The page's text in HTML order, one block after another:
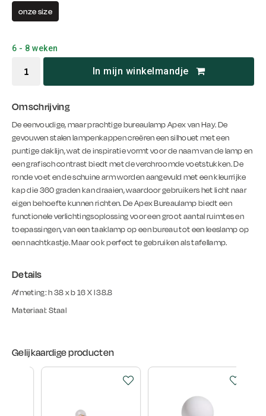
onze size
6 - 8 weken
In mijn winkelmandje
Omschrijving
De eenvoudige, maar prachtige bureaulamp Apex van Hay. De
gevouwen stalen lampenkappen creëren een silhouet met een
puntige daklijn, wat de inspiratie vormt voor de naam van de lamp en
een grafisch contrast biedt met de verchroomde voetstukken. De
ronde voet en de schuine arm worden aangevuld met een kleurrijke
kap die 360 ​​graden kan draaien, waardoor gebruikers het licht naar
eigen behoefte kunnen richten. De Apex Bureaulamp biedt een
functionele verlichtingsoplossing voor een groot aantal ruimtes en
toepassingen, van een taaklamp op een bureau tot een leeslamp op
een nachtkastje. Maar ook perfect te gebruiken als tafellamp.
Details
Afmeting: h 38 x b 16 X l 38.8
Materiaal: Staal
Gelijkaardige producten